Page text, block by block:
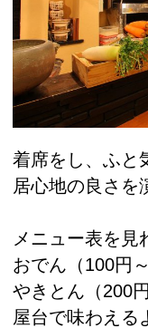
着席をし、ふと
居心地の良さを
メニュー表を見
おでん（100円～
やきとん（200
屋台で味わえる